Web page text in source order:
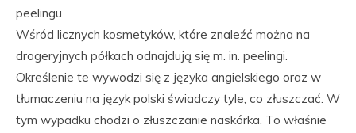
peelingu
Wśród licznych kosmetyków, które znaleźć można na
drogeryjnych półkach odnajdują się m. in. peelingi.
Określenie te wywodzi się z języka angielskiego oraz w
tłumaczeniu na język polski świadczy tyle, co złuszczać. W
tym wypadku chodzi o złuszczanie naskórka. To właśnie